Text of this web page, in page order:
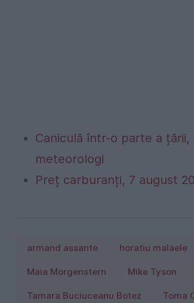
Caniculă într-o parte a
meteorologi
Preț carburanți, 7 august
armand assante horatiu malaele
Maia Morgenstern Mike Tyson
Tamara Buciuceanu Botez Toma